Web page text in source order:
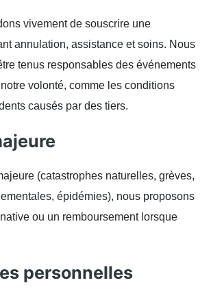
vivement de souscrire une
annulation, assistance et soins. Nous
tenus responsables des événements
volonté, comme les conditions
causés par des tiers.
(catastrophes naturelles, grèves,
épidémies), nous proposons
ou un remboursement lorsque
personnelles